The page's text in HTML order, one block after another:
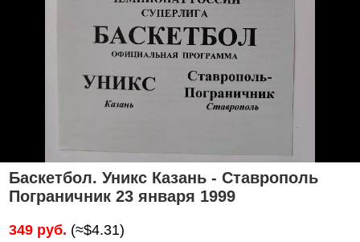
Баскетбол. Уникс Казань - Ставрополь
Пограничник 23 января 1999
349 руб. (≈$4.31)